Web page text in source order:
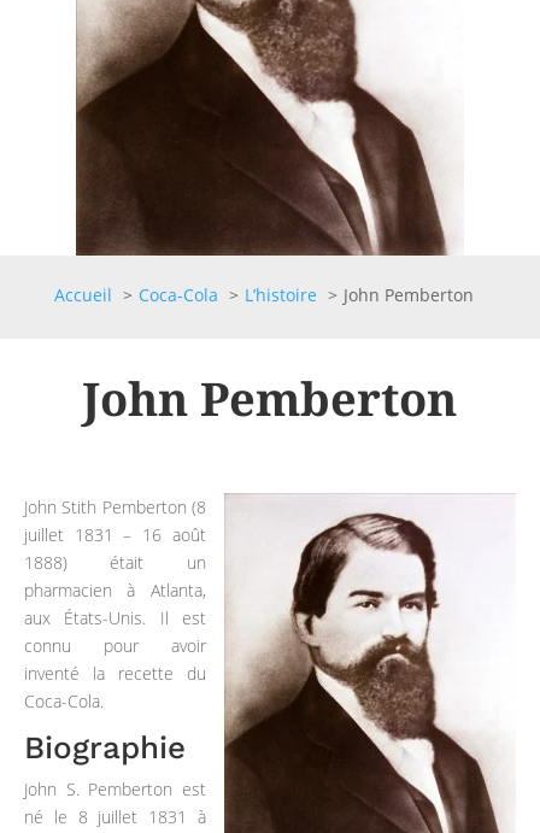
Accueil Coca-Cola L’histoire John Pemberton
John Pemberton
John Stith Pemberton (8
juillet 1831 – 16 août
1888) était un
pharmacien à Atlanta,
aux États-Unis. Il est
connu pour avoir
inventé la recette du
Coca-Cola.
Biographie
John S. Pemberton est
né le 8 juillet 1831 à